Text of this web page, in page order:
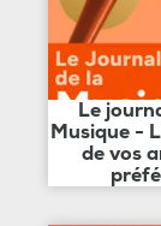
Le
Musique -
de vos